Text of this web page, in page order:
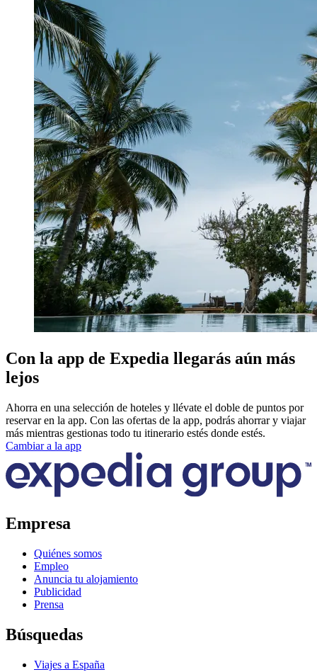
Con la app de Expedia llegarás aún más
lejos
Ahorra en una selección de hoteles y llévate el doble de puntos por
reservar en la app. Con las ofertas de la app, podrás ahorrar y viajar
más mientras gestionas todo tu itinerario estés donde estés.
Cambiar a la app
Empresa
Quiénes somos
Empleo
Anuncia tu alojamiento
Publicidad
Prensa
Búsquedas
Viajes a España